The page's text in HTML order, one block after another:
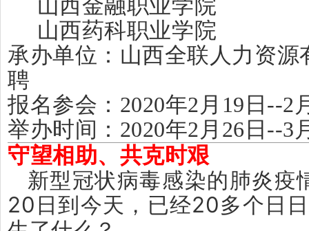
山西金融职业学院
山西药科职业学院
承办单位：山西全联人力资
聘
报名参会：2020年2月19日--2
举办时间：2020年2月26日--3
守望相助、共克时艰
新型冠状病毒感染的肺炎疫
20日到今天，已经20多个日